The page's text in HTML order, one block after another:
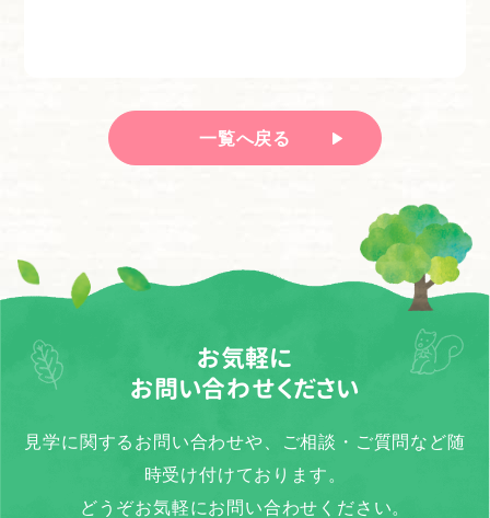
一覧へ戻る
お気軽に
お問い合わせください
見学に関するお問い合わせや、ご相談・ご質問など随
時受け付けております。
どうぞお気軽にお問い合わせください。